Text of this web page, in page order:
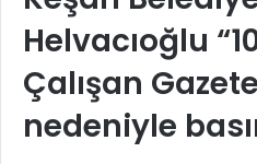
Helvacıoğlu
Çalışan
nedeniyle